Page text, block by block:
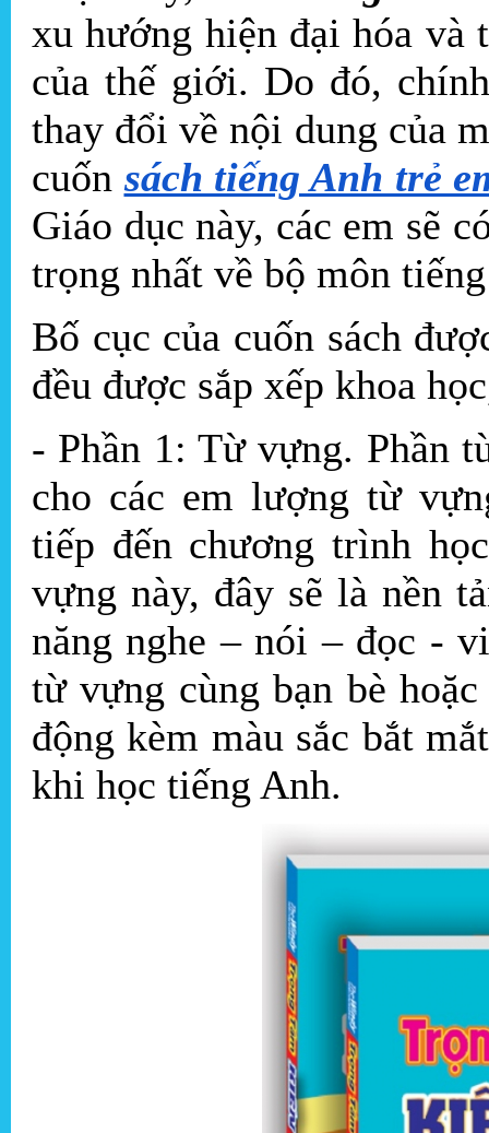
xu hướng hiện đại hóa
của thế giới. Do đó,
thay đổi về nội dung của
cuốnsách tiếng Anh trẻ
Giáo dục này, các em sẽ
trọng nhất về bộ môn
Bố cục của cuốn sách
đều được sắp xếp khoa
- Phần 1: Từ vựng. Phần
cho các em lượng từ
tiếp đến chương trình
vựng này, đây sẽ là nền
năng nghe – nói – đọc -
từ vựng cùng bạn bè
động kèm màu sắc bắt
khi học tiếng Anh.